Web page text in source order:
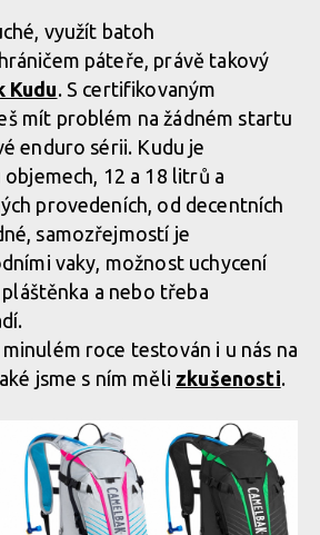
využít batoh
páteře, právě takový
Kudu. S certifikovaným
mít problém na žádném startu
enduro sérii. Kudu je
12 a 18 litrů a
provedeních, od decentních
samozřejmostí je
vaky, možnost uchycení
a nebo třeba
roce testován i u nás na
jsme s ním měli zkušenosti.